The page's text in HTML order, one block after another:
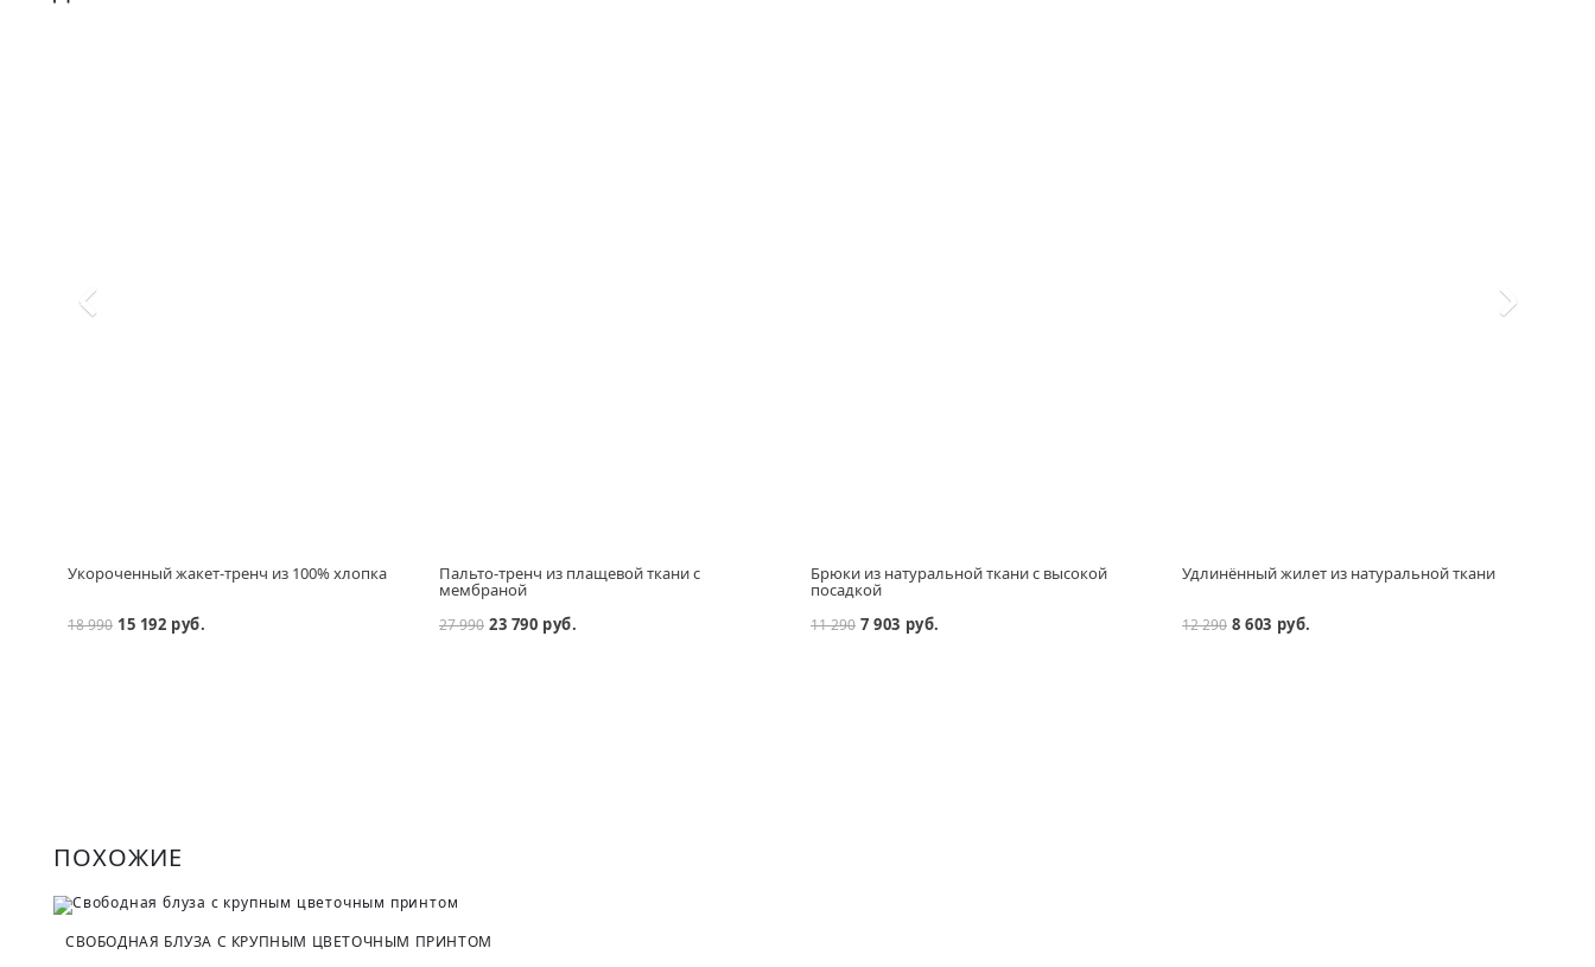
Укороченный жакет-тренч из 100% хлопка
18 990 15 192 руб.
Пальто-тренч из плащевой ткани с
мембраной
27 990 23 790 руб.
Брюки из натуральной ткани с высокой
посадкой
11 290 7 903 руб.
Удлинённый жилет из натуральной ткани
12 290 8 603 руб.
ПОХОЖИЕ
СВОБОДНАЯ БЛУЗА С КРУПНЫМ ЦВЕТОЧНЫМ ПРИНТОМ